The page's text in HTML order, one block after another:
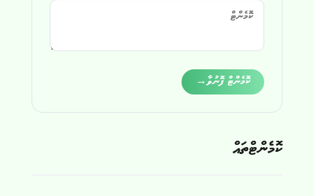
ކޮމެންޓް ފޮނުވާ→
ކޮމެންޓްތައް